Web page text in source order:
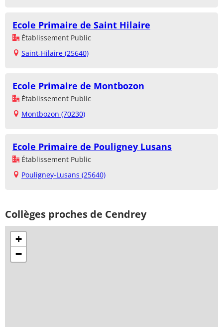
Ecole Primaire de Saint Hilaire
Établissement Public
Saint-Hilaire (25640)
Ecole Primaire de Montbozon
Établissement Public
Montbozon (70230)
Ecole Primaire de Pouligney Lusans
Établissement Public
Pouligney-Lusans (25640)
Collèges proches de Cendrey
+
−